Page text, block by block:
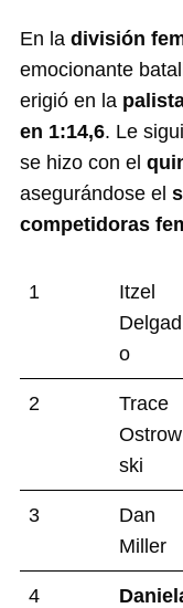
En la división
emocionante
erigió en la
en 1:14,6. Le
se hizo con el
asegurándose el
competidoras
1
Itzel
Delgad
o
2
Trace
Ostrow
ski
3
Dan
Miller
4